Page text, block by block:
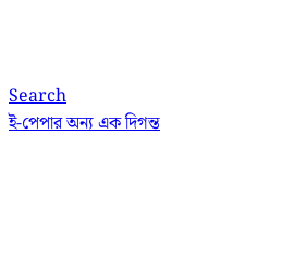
Search
ই-পেপারঅন্য এক দিগন্ত